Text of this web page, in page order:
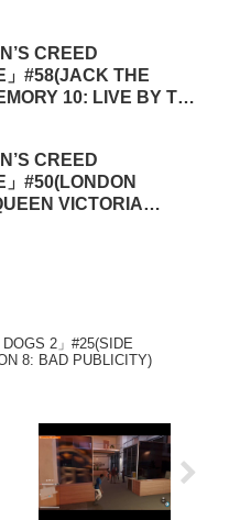
CREED
」#58(JACK THE
10: LIVE BY THE
CREED
#50(LONDON
VICTORIA
DOGS 2」#25(SIDE
8: BAD PUBLICITY)